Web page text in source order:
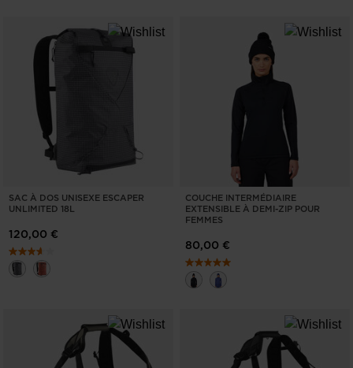
SAC À DOS UNISEXE ESCAPER
UNLIMITED 18L
120,00 €
COUCHE INTERMÉDIAIRE
EXTENSIBLE À DEMI-ZIP POUR
FEMMES
80,00 €